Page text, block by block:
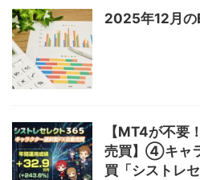
2025年12月の
【MT4が不要
売買】④キャ
買「シストレ